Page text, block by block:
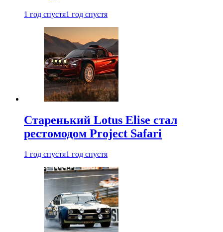
1 год спустя1 год спустя
Старенький Lotus Elise стал
рестомодом Project Safari
1 год спустя1 год спустя